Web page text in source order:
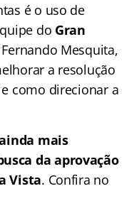
é o uso de
do Gran
Mesquita,
a resolução
como direcionar a
mais
da aprovação
Vista. Confira no